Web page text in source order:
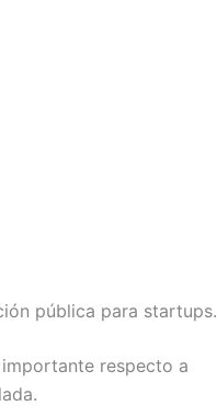
pública para startups.
respecto a